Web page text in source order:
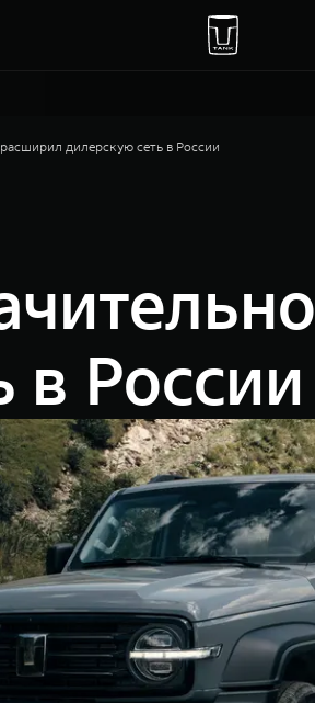
дилерскую сеть в России
в России